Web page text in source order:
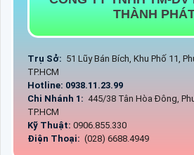
THÀNH
Trụ Sở: 51 Lũy Bán Bích, Khu Phố 11,
TP.HCM
Hotline: 0938.11.23.99
Chi Nhánh 1: 445/38 Tân Hòa Đông,
TP.HCM
Kỹ Thuật: 0906.855.330
Điện Thoại: (028) 6688.4949